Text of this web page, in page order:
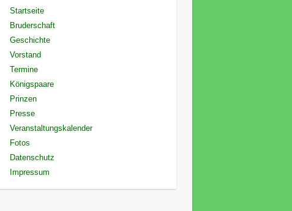
Startseite
Bruderschaft
Geschichte
Vorstand
Termine
Königspaare
Prinzen
Presse
Veranstaltungskalender
Fotos
Datenschutz
Impressum